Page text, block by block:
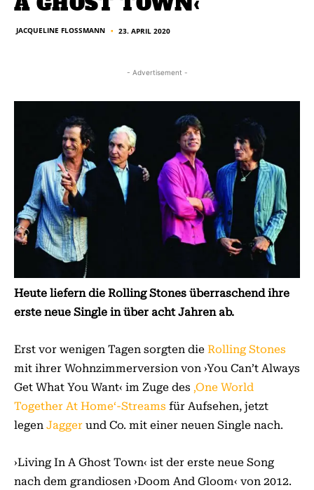
JACQUELINE FLOSSMANN ■ 23. APRIL 2020
- Advertisement -
Heute liefern die Rolling Stones überraschend ihre
erste neue Single in über acht Jahren ab.
Erst vor wenigen Tagen sorgten die Rolling Stones
mit ihrer Wohnzimmerversion von ›You Can’t Always
Get What You Want‹ im Zuge des ‚One World
Together At Home‘-Streams für Aufsehen, jetzt
legen Jagger und Co. mit einer neuen Single nach.
›Living In A Ghost Town‹ ist der erste neue Song
nach dem grandiosen ›Doom And Gloom‹ von 2012.